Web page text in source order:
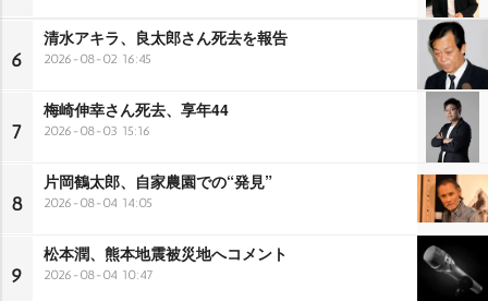
6
清水アキラ、良太郎さん死去を報告
2026-08-02 16:45
7
梅崎伸幸さん死去、享年44
2026-08-03 15:16
8
片岡鶴太郎、自家農園での“発見”
2026-08-04 14:05
9
松本潤、熊本地震被災地へコメント
2026-08-04 10:47